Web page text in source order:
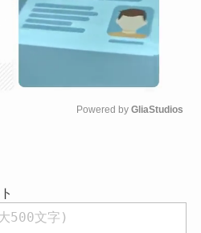
Powered by GliaStudios